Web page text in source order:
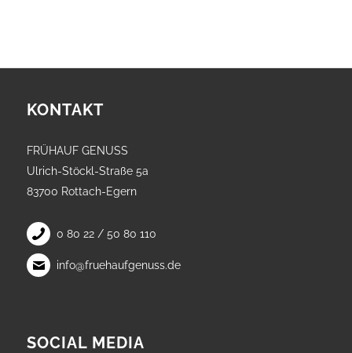
KONTAKT
FRÜHAUF GENUSS
Ulrich-Stöckl-Straße 5a
83700 Rottach-Egern
0 80 22 / 50 80 110
info@fruehaufgenuss.de
SOCIAL MEDIA